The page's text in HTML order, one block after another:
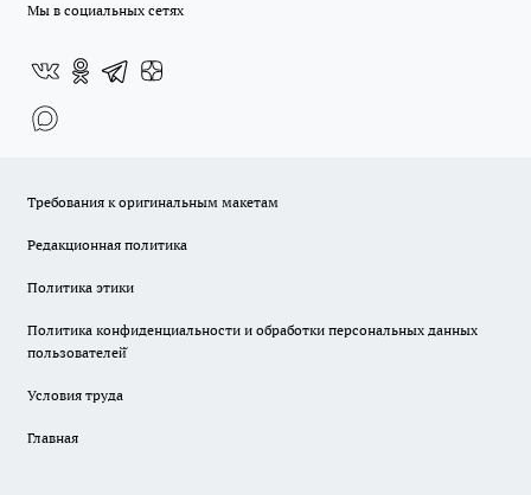
Мы в социальных сетях
Требования к оригинальным макетам
Редакционная политика
Политика этики
Политика конфиденциальности и обработки персональных данных
пользователей̆
Условия труда
Главная